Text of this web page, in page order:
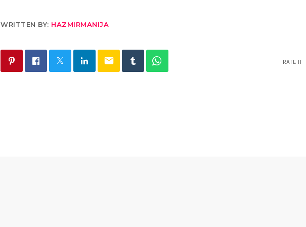
WRITTEN BY: HAZMIRMANIJA
email RATE IT